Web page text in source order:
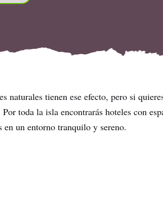
naturales tienen ese efecto, pero si
toda la isla encontrarás hoteles con
en un entorno tranquilo y sereno.